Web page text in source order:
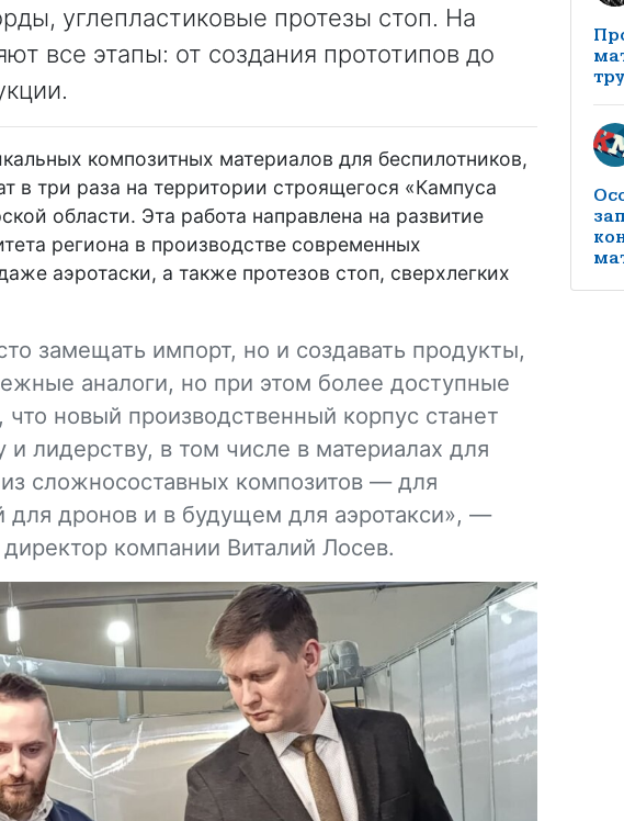
углепластиковые протезы стоп. На
все этапы: от создания прототипов до
композитных материалов для беспилотников,
в три раза на территории строящегося «Кампуса
области. Эта работа направлена на развитие
региона в производстве современных
аэротаски, а также протезов стоп, сверхлегких
замещать импорт, но и создавать продукты,
аналоги, но при этом более доступные
новый производственный корпус станет
лидерству, в том числе в материалах для
сложносоставных композитов — для
для дронов и в будущем для аэротакси», —
компании Виталий Лосев.